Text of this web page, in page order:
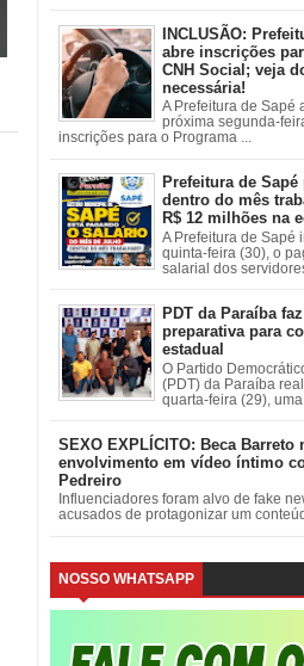
INCLUSÃO:
abre inscrições
CNH Social; veja
necessária!
A Prefeitura de Sapé
próxima segunda-
inscrições para o Programa ...
Prefeitura de
dentro do mês
R$ 12 milhões na
A Prefeitura de Sapé
quinta-feira (30), o
salarial dos servidores
PDT da Paraíba
preparativa para
estadual
O Partido
(PDT) da Paraíba
quarta-feira (29), uma
SEXO EXPLÍCITO: Beca Barreto
envolvimento em vídeo íntimo
Pedreiro
Influenciadores foram alvo de fake
acusados de protagonizar um
NOSSO WHATSAPP